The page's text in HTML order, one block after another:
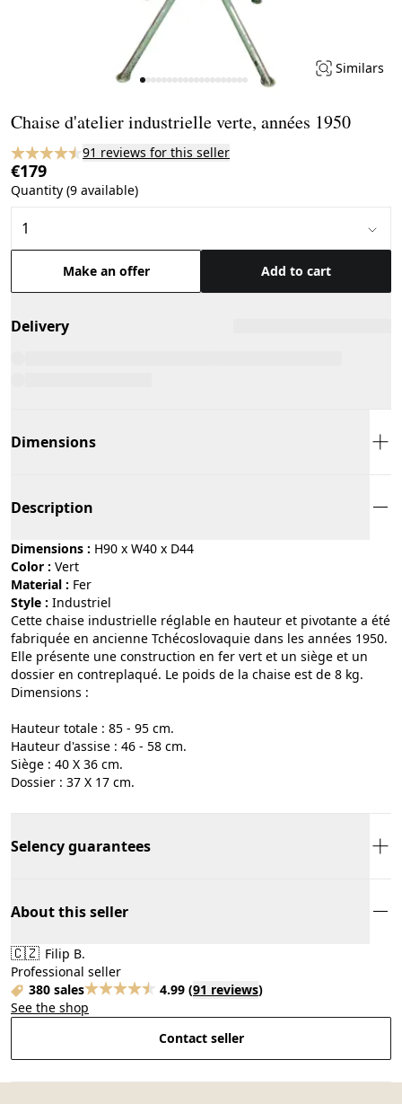
Similars
Chaise d'atelier industrielle verte, années 1950
91 reviews for this seller
€179
Quantity (9 available)
Make an offer Add to cart
Delivery
Dimensions
Description
Dimensions : H90 x W40 x D44
Color :
vert
Material :
fer
Style : industriel
Cette chaise industrielle réglable en hauteur et pivotante a été
fabriquée en ancienne Tchécoslovaquie dans les années 1950.
Elle présente une construction en fer vert et un siège et un
dossier en contreplaqué. Le poids de la chaise est de 8 kg.
Dimensions :
Hauteur totale : 85 - 95 cm.
Hauteur d'assise : 46 - 58 cm.
Siège : 40 X 36 cm.
Dossier : 37 X 17 cm.
Selency guarantees
About this seller
🇨🇿 Filip B.
Professional seller
380 sales
4.99 (91 reviews)
See the shop
Contact seller